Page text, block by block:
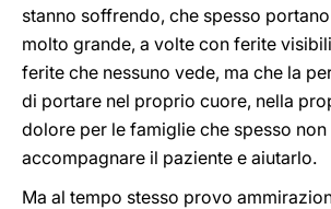
stanno soffrendo, che spesso
molto grande, a volte con ferite
ferite che nessuno vede, ma che la
di portare nel proprio cuore, nella
dolore per le famiglie che spesso
accompagnare il paziente e aiutarlo.
Ma al tempo stesso provo